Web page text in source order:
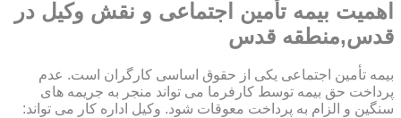
اهمیت بیمه تأمین اجتماعی و نقش وکیل در
قدس,منطقه قدس
بیمه تأمین اجتماعی یکی از حقوق اساسی کارگران است. عدم
پرداخت حق بیمه توسط کارفرما می تواند منجر به جریمه های
سنگین و الزام به پرداخت معوقات شود. وکیل اداره کار می تواند: